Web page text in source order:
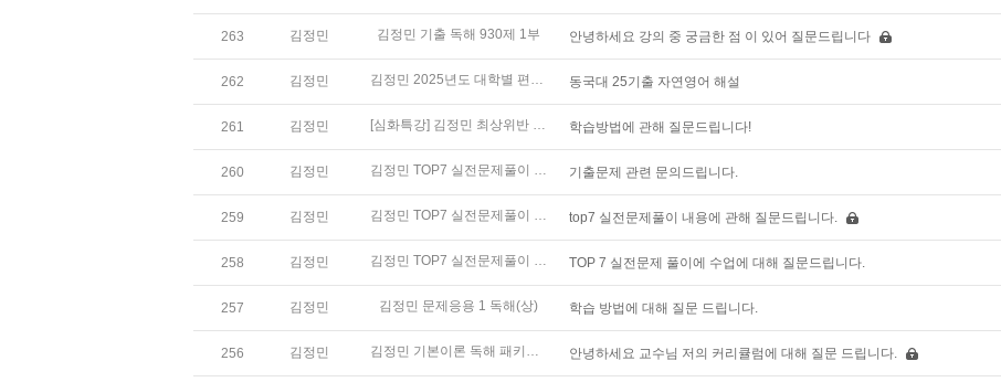
263 김정민 김정민 기출 독해 930제 1부 안녕하세요 강의 중 궁금한 점 이 있어 질문드립니다
262 김정민 김정민 2025년도 대학별 편입기출풀이 2부 동국대 25기출 자연영어 해설
261 김정민 [심화특강] 김정민 최상위반 독해(유형편) 학습방법에 관해 질문드립니다!
260 김정민 김정민 TOP7 실전문제풀이 독해 기출문제 관련 문의드립니다.
259 김정민 김정민 TOP7 실전문제풀이 독해 top7 실전문제풀이 내용에 관해 질문드립니다.
258 김정민 김정민 TOP7 실전문제풀이 독해 TOP 7 실전문제 풀이에 수업에 대해 질문드립니다.
257 김정민 김정민 문제응용 1 독해(상) 학습 방법에 대해 질문 드립니다.
256 김정민 김정민 기본이론 독해 패키지(상&하) 안녕하세요 교수님 저의 커리큘럼에 대해 질문 드립니다.